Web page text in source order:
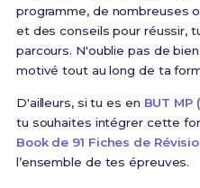
programme, de nombreuses
et des conseils pour réussir,
parcours. N'oublie pas de
motivé tout au long de ta
D'ailleurs, si tu es en BUT MP
tu souhaites intégrer cette
Book de 91 Fiches de
l’ensemble de tes épreuves.